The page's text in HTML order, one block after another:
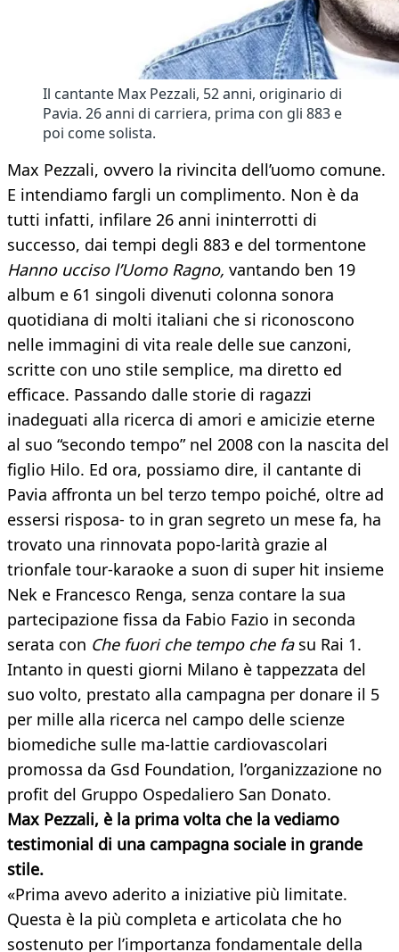
Il cantante Max Pezzali, 52 anni, originario di
Pavia. 26 anni di carriera, prima con gli 883 e
poi come solista.
Max Pezzali, ovvero la rivincita dell’uomo comune.
E intendiamo fargli un complimento. Non è da
tutti infatti, infilare 26 anni ininterrotti di
successo, dai tempi degli 883 e del tormentone
Hanno ucciso l’Uomo Ragno, vantando ben 19
album e 61 singoli divenuti colonna sonora
quotidiana di molti italiani che si riconoscono
nelle immagini di vita reale delle sue canzoni,
scritte con uno stile semplice, ma diretto ed
efficace. Passando dalle storie di ragazzi
inadeguati alla ricerca di amori e amicizie eterne
al suo “secondo tempo” nel 2008 con la nascita del
figlio Hilo. Ed ora, possiamo dire, il cantante di
Pavia affronta un bel terzo tempo poiché, oltre ad
essersi risposa- to in gran segreto un mese fa, ha
trovato una rinnovata popo-larità grazie al
trionfale tour-karaoke a suon di super hit insieme
Nek e Francesco Renga, senza contare la sua
partecipazione fissa da Fabio Fazio in seconda
serata con Che fuori che tempo che fasu Rai 1.
Intanto in questi giorni Milano è tappezzata del
suo volto, prestato alla campagna per donare il 5
per mille alla ricerca nel campo delle scienze
biomediche sulle ma-lattie cardiovascolari
promossa da Gsd Foundation, l’organizzazione no
profit del Gruppo Ospedaliero San Donato.
Max Pezzali, è la prima volta che la vediamo
testimonial di una campagna sociale in grande
stile.
«Prima avevo aderito a iniziative più limitate.
Questa è la più completa e articolata che ho
sostenuto per l’importanza fondamentale della